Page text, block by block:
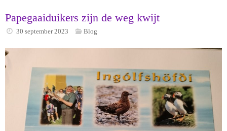
Papegaaiduikers zijn de weg kwijt
30 september 2023 Blog